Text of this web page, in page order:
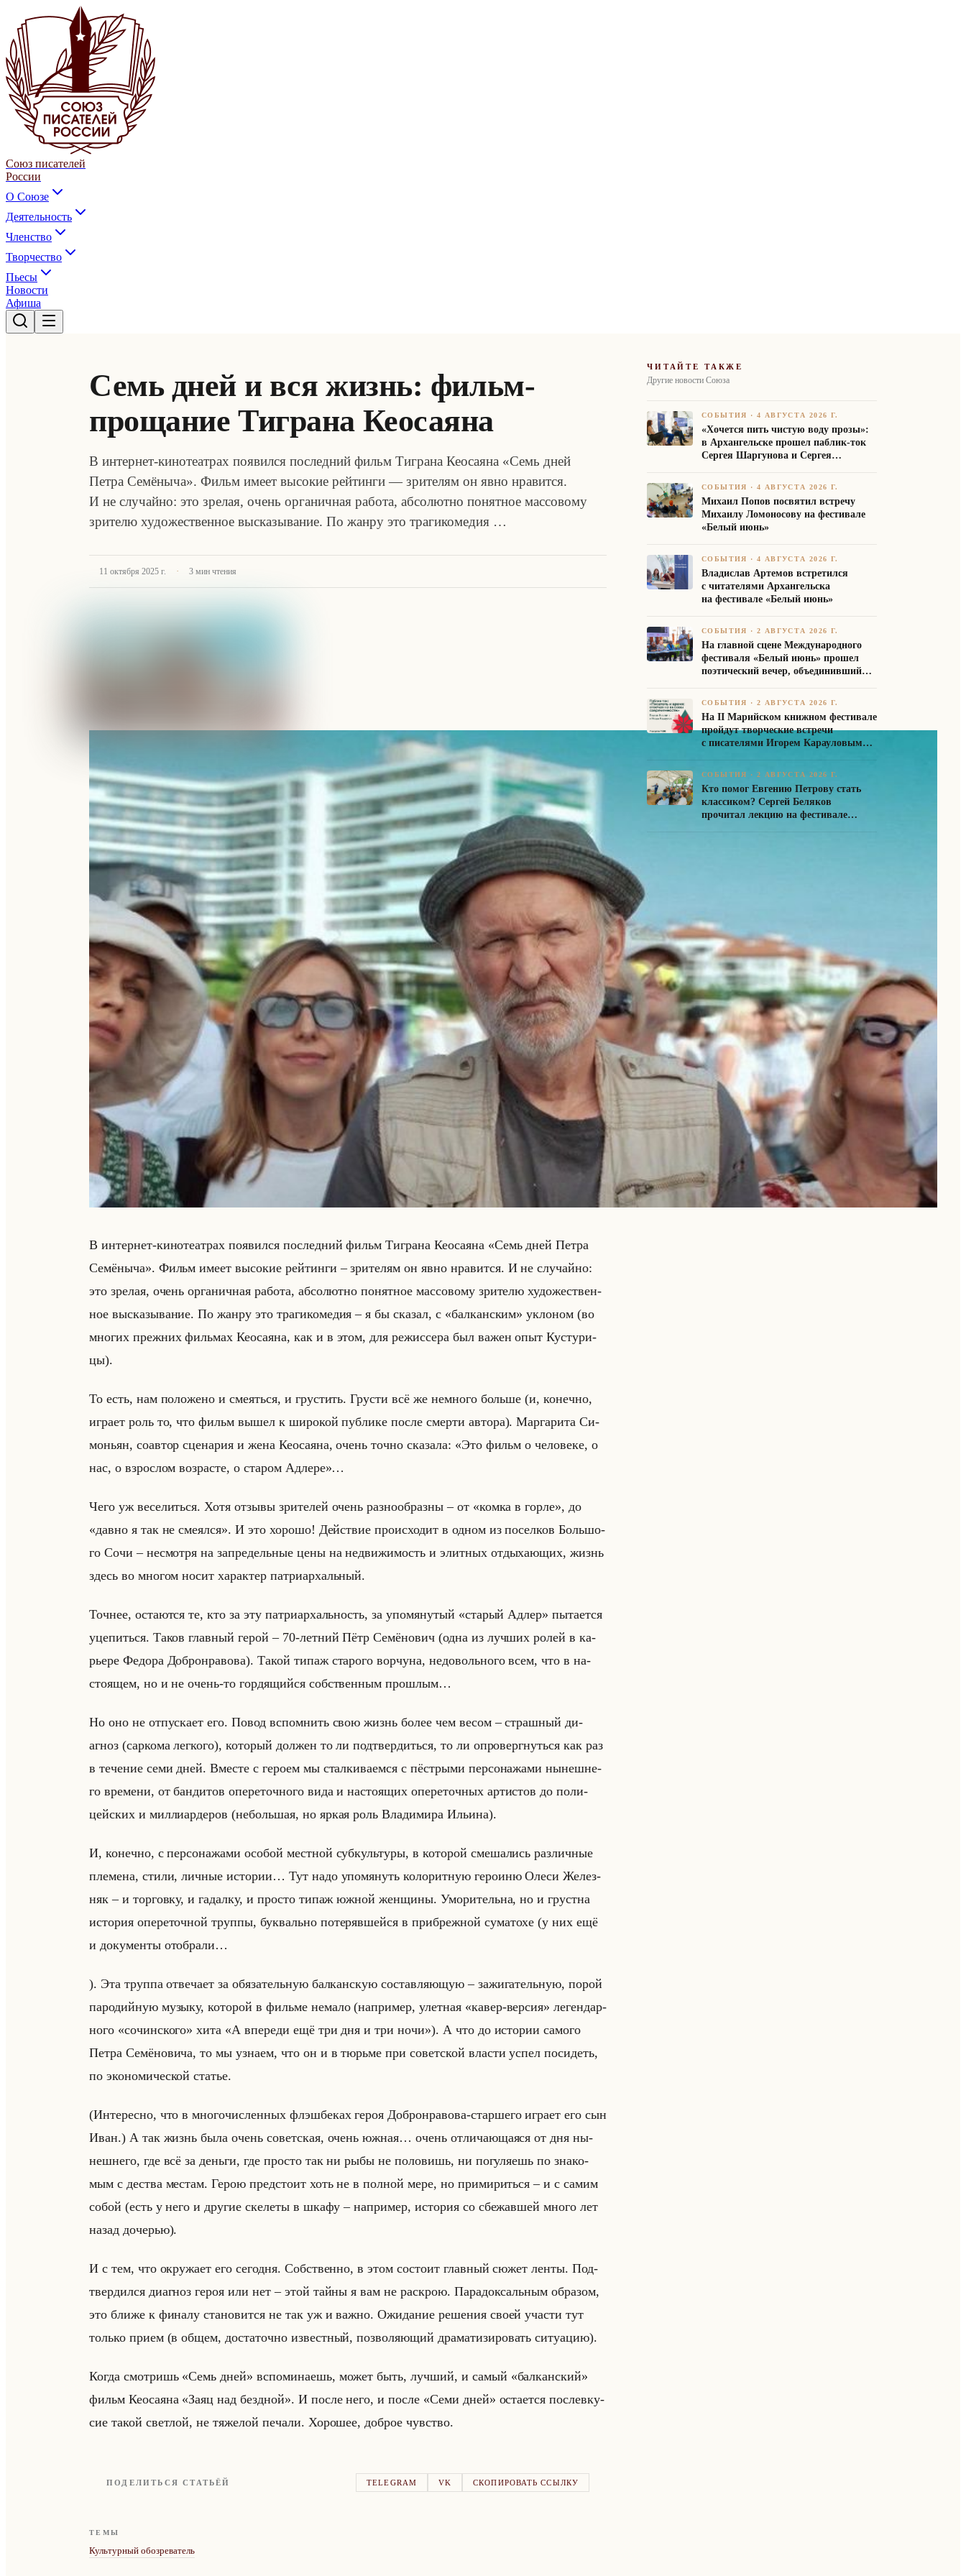
Союз писателей
России
О Союзе
Деятельность
Членство
Творчество
Пьесы
Новости
Афиша
Семь дней и вся жизнь: фильм-
прощание Тиграна Кеосаяна
В интернет-кинотеатрах появился последний фильм Тиграна Кеосаяна «Семь дней
Петра Семёныча». Фильм имеет высокие рейтинги — зрителям он явно нравится.
И не случайно: это зрелая, очень органичная работа, абсолютно понятное массовому
зрителю художественное высказывание. По жанру это трагикомедия …
11 октября 2025 г. · 3 мин чтения
В ин­тер­нет-ки­но­те­ат­рах по­явил­ся по­след­ний фильм Тиг­ра­на Кео­са­яна «Семь дней Петра
Семёныча». Фильм имеет вы­со­кие рейтин­ги – зри­те­лям он явно нра­вит­ся. И не слу­чайно:
это зре­лая, очень ор­га­нич­ная ра­бо­та, аб­со­лют­но по­нят­ное мас­со­во­му зри­те­лю ху­до­же­ствен­
ное вы­ска­зы­ва­ние. По жанру это тра­ги­ко­ме­дия – я бы ска­зал, с «балканским» укло­ном (во
мно­гих преж­них фильмах Кео­са­яна, как и в этом, для ре­жис­се­ра был важен опыт Ку­сту­ри­
цы).
То есть, нам по­ло­же­но и сме­яться, и гру­стить. Гру­сти всё же немно­го больше (и, ко­неч­но,
иг­ра­ет роль то, что фильм вышел к ши­ро­кой пуб­ли­ке после смер­ти ав­то­ра). Мар­га­ри­та Си­
мо­ньян, со­ав­тор сце­на­рия и жена Кео­са­яна, очень точно ска­за­ла: «Это фильм о человеке, о
нас, о взрослом возрасте, о старом Адлере»…
Чего уж ве­се­литься. Хотя от­зы­вы зри­те­лей очень раз­но­об­раз­ны – от «комка в горле», до
«давно я так не смеялся». И это хо­ро­шо! Действие про­ис­хо­дит в одном из по­сел­ков Большо­
го Сочи – несмот­ря на за­пре­дельные цены на недви­жи­мость и элит­ных от­ды­ха­ющих, жизнь
здесь во мно­гом носит ха­рак­тер пат­ри­ар­хальный.
Точ­нее, оста­ют­ся те, кто за эту пат­ри­ар­хальность, за упо­мя­ну­тый «старый Адлер» пы­та­ет­ся
уце­питься. Таков глав­ный герой – 70-лет­ний Пётр Се­мё­но­вич (одна из луч­ших ролей в ка­
рье­ре Фе­до­ра Доб­ро­нра­во­ва). Такой типаж ста­ро­го вор­чу­на, недо­вольно­го всем, что в на­
сто­ящем, но и не очень-то гор­дя­щийся соб­ствен­ным про­шлым…
Но оно не от­пус­ка­ет его. Повод вспом­нить свою жизнь более чем весом – страш­ный ди­
агноз (сар­ко­ма лег­ко­го), ко­то­рый дол­жен то ли под­твер­диться, то ли опро­верг­нуться как раз
в те­че­ние семи дней. Вме­сте с ге­ро­ем мы стал­ки­ва­ем­ся с пёст­ры­ми пер­со­на­жа­ми ны­неш­не­
го вре­ме­ни, от бан­ди­тов опе­ре­точ­но­го вида и на­сто­ящих опе­ре­точ­ных ар­ти­стов до по­ли­
цейских и мил­ли­ар­де­ров (небольшая, но яркая роль Вла­ди­ми­ра Ильи­на).
И, ко­неч­но, с пер­со­на­жа­ми осо­бой мест­ной суб­культу­ры, в ко­то­рой сме­ша­лись раз­лич­ные
пле­ме­на, стили, лич­ные ис­то­рии… Тут надо упо­мя­нуть ко­ло­рит­ную ге­ро­иню Олеси Же­лез­
няк – и тор­гов­ку, и га­дал­ку, и про­сто типаж южной жен­щи­ны. Умо­ри­тельна, но и груст­на
ис­то­рия опе­ре­точ­ной труп­пы, бук­вально по­те­ряв­шейся в при­бреж­ной су­ма­то­хе (у них ещё
и до­ку­мен­ты ото­бра­ли…
). Эта труп­па от­ве­ча­ет за обя­за­тельную бал­кан­скую со­став­ля­ющую – за­жи­га­тельную, порой
па­ро­дийную му­зы­ку, ко­то­рой в фильме нема­ло (на­при­мер, улет­ная «кавер-версия» ле­ген­дар­
но­го «сочинского» хита «А впереди ещё три дня и три ночи»). А что до ис­то­рии са­мо­го
Петра Се­мё­но­ви­ча, то мы узна­ем, что он и в тюрьме при со­вет­ской вла­сти успел по­си­деть,
по эко­но­ми­че­ской ста­тье.
(Ин­те­рес­но, что в мно­го­чис­лен­ных фл­эш­бе­ках героя Доб­ро­нра­во­ва-стар­ше­го иг­ра­ет его сын
Иван.) А так жизнь была очень со­вет­ская, очень южная… очень от­ли­ча­юща­яся от дня ны­
неш­не­го, где всё за деньги, где про­сто так ни рыбы не по­ло­вишь, ни по­гу­ля­ешь по зна­ко­
мым с де­ства ме­стам. Герою пред­сто­ит хоть не в пол­ной мере, но при­ми­риться – и с самим
собой (есть у него и дру­гие ске­ле­ты в шкафу – на­при­мер, ис­то­рия со сбе­жав­шей много лет
назад до­че­рью).
И с тем, что окру­жа­ет его се­год­ня. Соб­ствен­но, в этом со­сто­ит глав­ный сюжет ленты. Под­
твер­дил­ся ди­агноз героя или нет – этой тайны я вам не рас­крою. Па­ра­док­сальным об­ра­зом,
это ближе к фи­на­лу ста­но­вит­ся не так уж и важно. Ожи­да­ние ре­ше­ния своей уча­сти тут
только прием (в общем, до­ста­точ­но из­вест­ный, поз­во­ля­ющий дра­ма­ти­зи­ро­вать си­ту­ацию).
Когда смот­ришь «Семь дней» вспо­ми­на­ешь, может быть, луч­ший, и самый «балканский»
фильм Кео­са­яна «Заяц над бездной». И после него, и после «Семи дней» оста­ет­ся по­сле­вку­
сие такой свет­лой, не тя­же­лой пе­ча­ли. Хо­ро­шее, доб­рое чув­ство.
ПОДЕЛИТЬСЯ СТАТЬЁЙ TELEGRAM VK СКОПИРОВАТЬ ССЫЛКУ
ТЕМЫ
Культурный обозреватель
ЧИТАЙТЕ ТАКЖЕ
Другие новости Союза
СОБЫТИЯ ·4 АВГУСТА 2026 Г.
«Хочется пить чистую воду прозы»:
в Архангельске прошел паблик-ток
Сергея Шаргунова и Сергея
СОБЫТИЯ ·4 АВГУСТА 2026 Г.
Михаил Попов посвятил встречу
Михаилу Ломоносову на фестивале
«Белый июнь»
СОБЫТИЯ ·4 АВГУСТА 2026 Г.
Владислав Артемов встретился
с читателями Архангельска
на фестивале «Белый июнь»
СОБЫТИЯ ·2 АВГУСТА 2026 Г.
На главной сцене Международного
фестиваля «Белый июнь» прошел
поэтический вечер, объединивший
СОБЫТИЯ ·2 АВГУСТА 2026 Г.
На II Марийском книжном фестивале
пройдут творческие встречи
с писателями Игорем Карауловым
СОБЫТИЯ ·2 АВГУСТА 2026 Г.
Кто помог Евгению Петрову стать
классиком? Сергей Беляков
прочитал лекцию на фестивале